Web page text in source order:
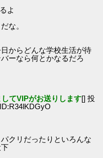
よ
な。
からどんな学校生活が待
ーなら何とかなるだろ
てVIPがお送りします[] 投
クリだったりといろんな